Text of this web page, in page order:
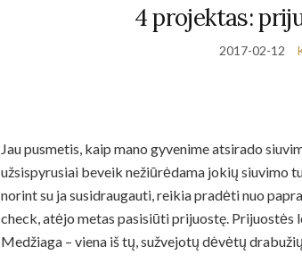
4 projektas:
2017-02-12
Jau pusmetis, kaip mano gyvenime atsirado
užsispyrusiai beveik nežiūrėdama jokių siuvimo
norint su ja susidraugauti, reikia pradėti nuo
check, atėjo metas pasisiūti prijuostę. Prijuostės
Medžiaga – viena iš tų, sužvejotų dėvėtų